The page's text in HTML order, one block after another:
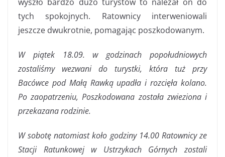
tych spokojnych. Ratownicy interweniowali
jeszcze dwukrotnie, pomagając poszkodowanym.
W piątek 18.09. w godzinach popołudniowych
zostaliśmy wezwani do turystki, która tuż przy
Bacówce pod Małą Rawką upadła i rozcięła kolano.
Po zaopatrzeniu, Poszkodowana została zwieziona i
przekazana rodzinie.
W sobotę natomiast koło godziny 14.00 Ratownicy ze
Stacji Ratunkowej w Ustrzykach Górnych zostali